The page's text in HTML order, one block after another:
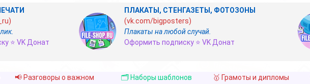
⭐ VK Донат
ПЛАКАТЫ, СТЕНГАЗЕТЫ, ФОТОЗОНЫ
(vk.com/bigposters)
Плакаты на любой случай.
Оформить подписку ⭐ VK Донат
📢 Разговоры о важном 🗂️ Наборы шаблонов 🥇 Грамоты и дипломы